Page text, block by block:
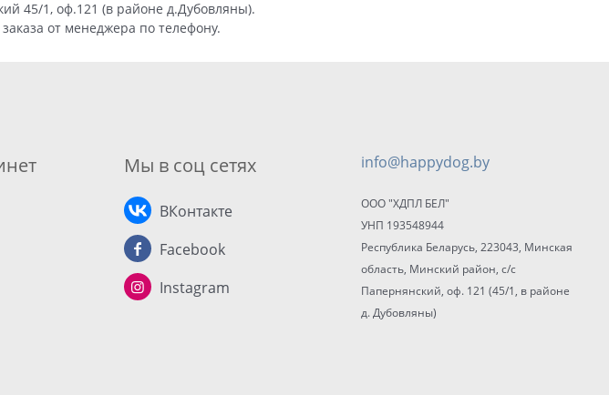
45/1, оф.121 (в районе д.Дубовляны).
от менеджера по телефону.
Мы в соц сетях
ВКонтакте
Facebook
Instagram
info@happydog.by
ООО "ХДПЛ БЕЛ"
УНП 193548944
Республика Беларусь, 223043, Минская
область, Минский район, с/с
Папернянский, оф. 121 (45/1, в районе
д. Дубовляны)